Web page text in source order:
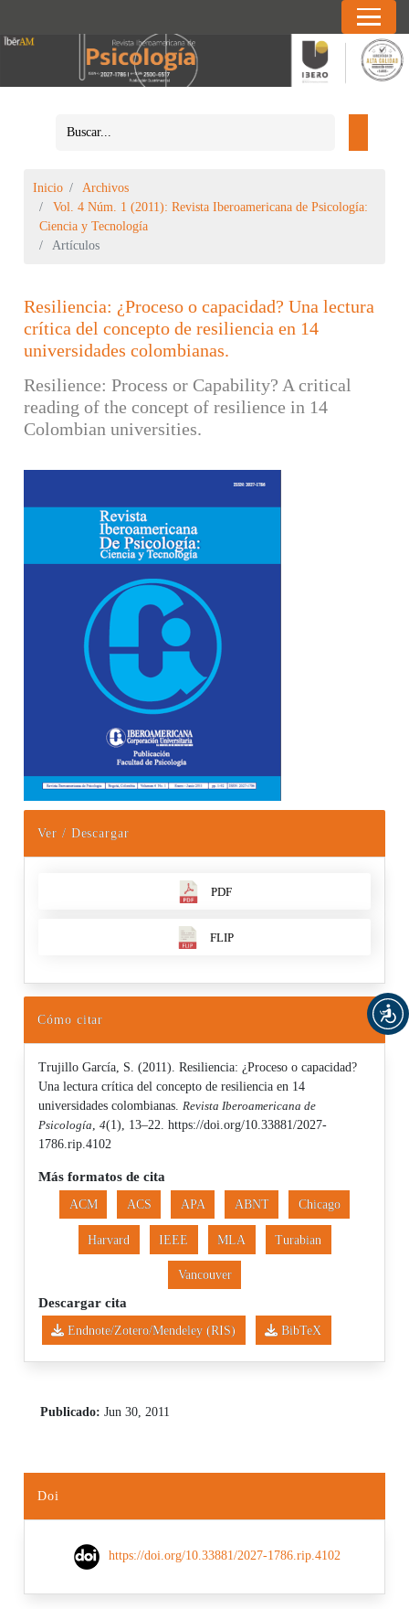
Inicio
Archivos
Vol. 4 Núm. 1 (2011): Revista Iberoamericana de Psicología:
Ciencia y Tecnología
Artículos
Resiliencia: ¿Proceso o capacidad? Una lectura
crítica del concepto de resiliencia en 14
universidades colombianas.
Resilience: Process or Capability? A critical
reading of the concept of resilience in 14
Colombian universities.
Barra lateral del artículo
Ver / Descargar
PDF
FLIP
Cómo citar
Trujillo García, S. (2011). Resiliencia: ¿Proceso o capacidad?
Una lectura crítica del concepto de resiliencia en 14
universidades colombianas.Revista Iberoamericana de
Psicología,4(1), 13–22. https://doi.org/10.33881/2027-
1786.rip.4102
Más formatos de cita
ACM ACS APA ABNT Chicago
Harvard IEEE MLA Turabian
Vancouver
Descargar cita
Endnote/Zotero/Mendeley (RIS) BibTeX
Publicado: Jun 30, 2011
Doi
https://doi.org/10.33881/2027-1786.rip.4102